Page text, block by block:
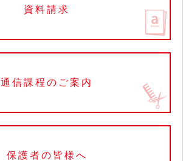
資料請求
通信課程のご案内
保護者の皆様へ